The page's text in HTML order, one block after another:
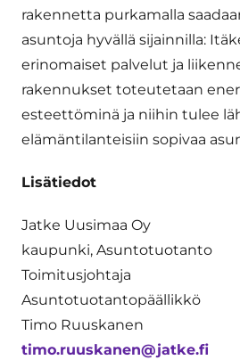
rakennetta purkamalla
asuntoja hyvällä sijainnilla:
erinomaiset palvelut ja
rakennukset toteutetaan
esteettöminä ja niihin tulee
elämäntilanteisiin sopivaa
Lisätiedot
Jatke Uusimaa Oy
kaupunki, Asuntotuotanto
Toimitusjohtaja
Asuntotuotantopäällikkö
Timo Ruuskanen
timo.ruuskanen@jatke.fi